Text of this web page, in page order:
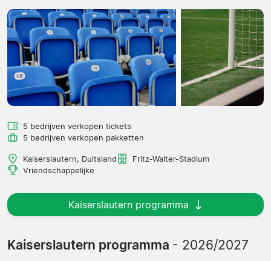
5 bedrijven verkopen tickets
5 bedrijven verkopen pakketten
Kaiserslautern, Duitsland
Fritz-Walter-Stadium
Vriendschappelijke
Kaiserslautern programma
Kaiserslautern programma - 2026/2027